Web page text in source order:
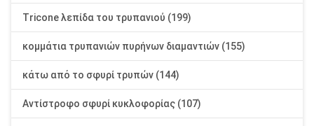
Tricone λεπίδα του τρυπανιού (199)
κομμάτια τρυπανιών πυρήνων διαμαντιών (155)
κάτω από το σφυρί τρυπών (144)
Αντίστροφο σφυρί κυκλοφορίας (107)